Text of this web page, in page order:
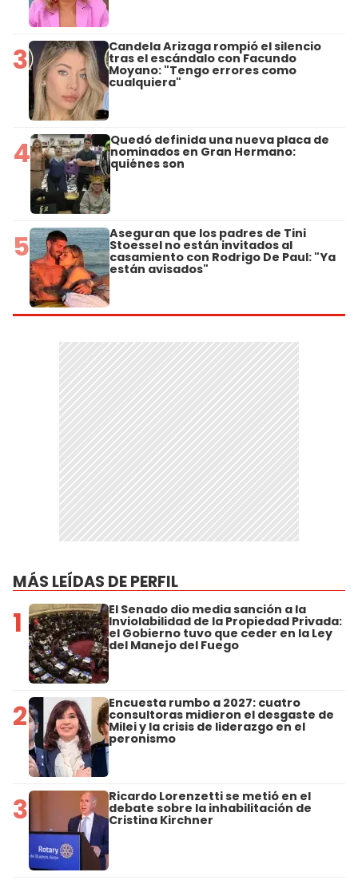
3 Candela Arizaga rompió el silencio
tras el escándalo con Facundo
Moyano: "Tengo errores como
cualquiera"
4 Quedó definida una nueva placa de
nominados en Gran Hermano:
quiénes son
5 Aseguran que los padres de Tini
Stoessel no están invitados al
casamiento con Rodrigo De Paul: "Ya
están avisados"
MÁS LEÍDAS DE PERFIL
1 El Senado dio media sanción a la
Inviolabilidad de la Propiedad Privada:
el Gobierno tuvo que ceder en la Ley
del Manejo del Fuego
2 Encuesta rumbo a 2027: cuatro
consultoras midieron el desgaste de
Milei y la crisis de liderazgo en el
peronismo
3 Ricardo Lorenzetti se metió en el
debate sobre la inhabilitación de
Cristina Kirchner